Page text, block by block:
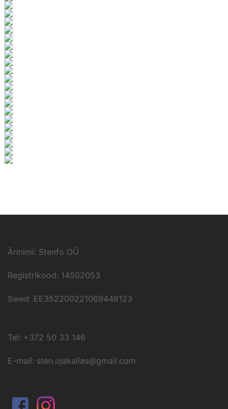
Ärinimi: Stenfo OÜ
Registrikood: 14502053
Swed: EE352200221069448123
Tel: +372 50 33 146
E-mail: sten.ojakallas@gmail.com